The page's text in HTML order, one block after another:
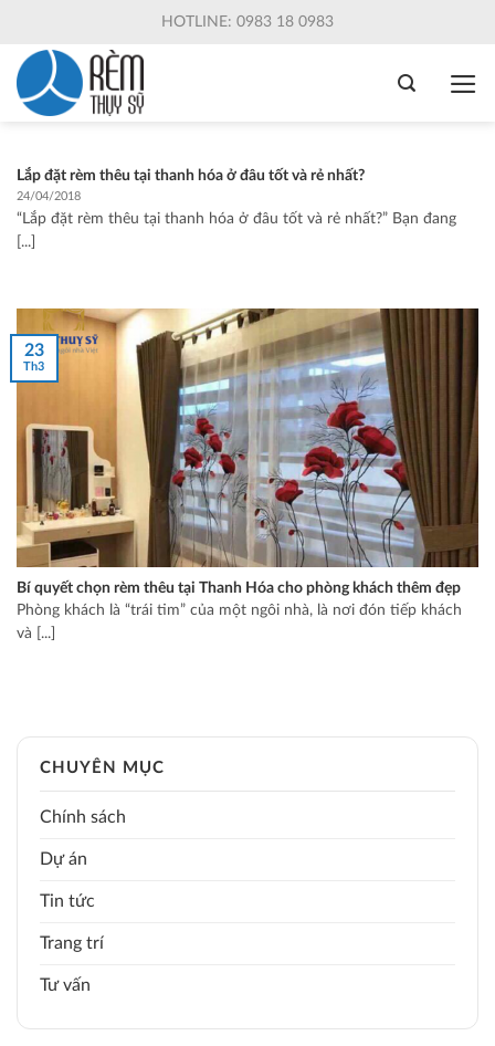
content
HOTLINE: 0983 18 0983
Lắp đặt rèm thêu tại thanh hóa ở đâu tốt và rẻ nhất?
24/04/2018
“Lắp đặt rèm thêu tại thanh hóa ở đâu tốt và rẻ nhất?” Bạn đang
[...]
Bí quyết chọn rèm thêu tại Thanh Hóa cho phòng khách thêm đẹp
Phòng khách là “trái tim” của một ngôi nhà, là nơi đón tiếp khách
và [...]
23
Th3
CHUYÊN MỤC
Chính sách
Dự án
Tin tức
Trang trí
Tư vấn